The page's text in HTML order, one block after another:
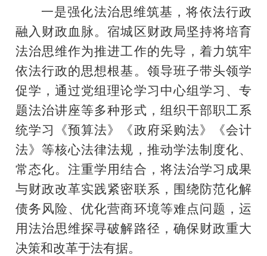
一是强化法治思维筑基，将依法行政
融入财政血脉。宿城区财政局坚持将培育
法治思维作为推进工作的先导，着力筑牢
依法行政的思想根基。领导班子带头领学
促学，通过党组理论学习中心组学习、专
题法治讲座等多种形式，组织干部职工系
统学习《预算法》《政府采购法》《会计
法》等核心法律法规，推动学法制度化、
常态化。注重学用结合，将法治学习成果
与财政改革实践紧密联系，围绕防范化解
债务风险、优化营商环境等难点问题，运
用法治思维探寻破解路径，确保财政重大
决策和改革于法有据。